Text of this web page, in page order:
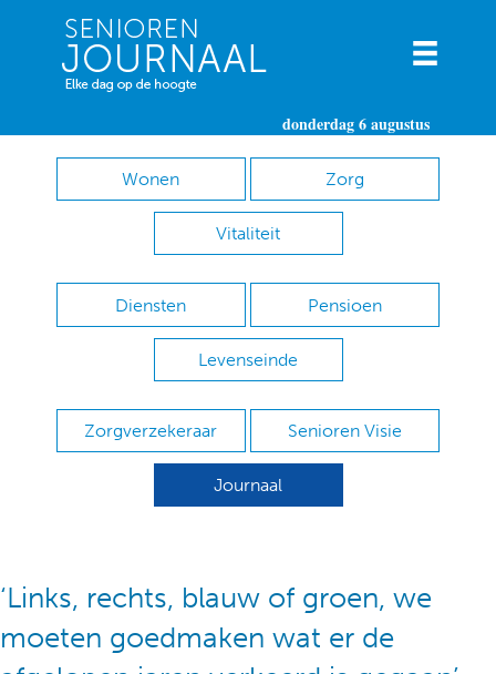
donderdag 6 augustus
Wonen Zorg
Vitaliteit
Diensten Pensioen
Levenseinde
Zorgverzekeraar Senioren Visie
Journaal
‘Links, rechts, blauw of groen, we
moeten goedmaken wat er de